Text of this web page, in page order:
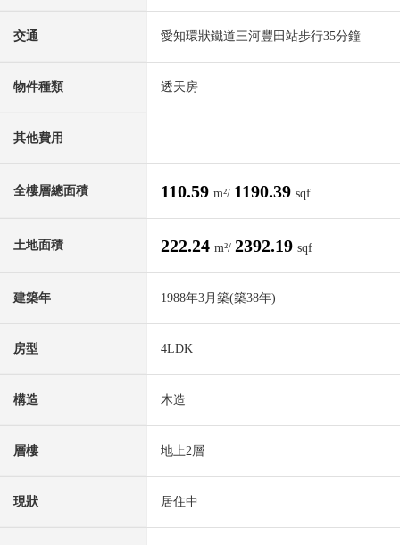
交通 愛知環狀鐵道三河豐田站步行35分鐘
物件種類 透天房
其他費用
全樓層總面積 110.59 m²/ 1190.39 sqf
土地面積 222.24 m²/ 2392.19 sqf
建築年 1988年3月築(築38年)
房型 4LDK
構造 木造
層樓 地上2層
現狀 居住中